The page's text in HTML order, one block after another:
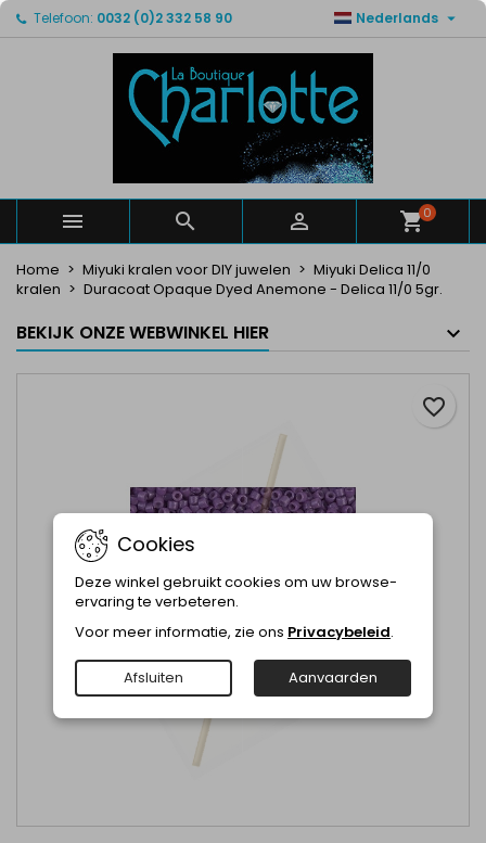
Telefoon: 0032 (0)2 332 58 90 Nederlands 
   0
Home Miyuki kralen voor DIY juwelen
Miyuki Delica 11/0
kralen
Duracoat Opaque Dyed Anemone - Delica 11/0 5gr.
BEKIJK ONZE WEBWINKEL HIER
favorite_border
Mijn verlanglijsten ×
Maak een lijst
Maak een verlanglijst ×
Verlanglijst naam
Annuleren Maak een verlanglijst
Inloggen ×
U moet ingelogd zijn om producten in uw verlanglijst
Annuleren Inloggen
Cookies
Deze winkel gebruikt cookies om uw browse-
ervaring te verbeteren.
Voor meer informatie, zie ons Privacybeleid.
Afsluiten Aanvaarden